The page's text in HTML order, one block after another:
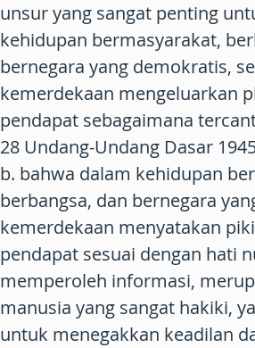
unsur yang sangat penting
kehidupan bermasyarakat,
bernegara yang demokratis,
kemerdekaan mengeluarkan
pendapat sebagaimana
28 Undang-Undang Dasar
b. bahwa dalam kehidupan
berbangsa, dan bernegara
kemerdekaan menyatakan
pendapat sesuai dengan hati
memperoleh informasi,
manusia yang sangat hakiki,
untuk menegakkan keadilan